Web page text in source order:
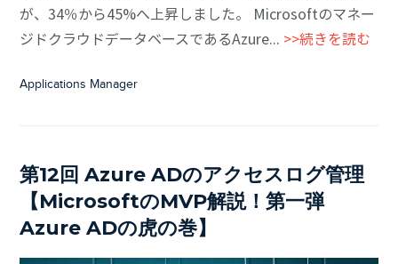
が、34％から45%へ上昇しました。 Microsoftのマネー
ジドクラウドデータベースであるAzure... >>続きを読む
Applications Manager
第12回 Azure ADのアクセスログ管理
【MicrosoftのMVP解説！第一弾
Azure ADの虎の巻】